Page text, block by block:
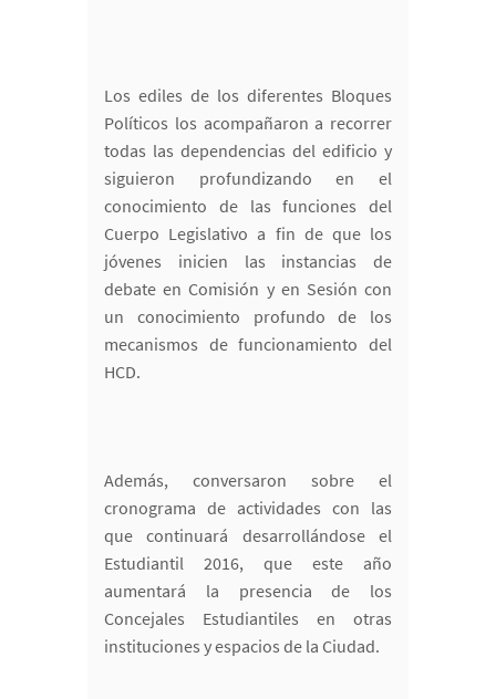
Los ediles de los diferentes Bloques
Políticos los acompañaron a recorrer
todas las dependencias del edificio y
siguieron profundizando en el
conocimiento de las funciones del
Cuerpo Legislativo a fin de que los
jóvenes inicien las instancias de
debate en Comisión y en Sesión con
un conocimiento profundo de los
mecanismos de funcionamiento del
HCD.
Además, conversaron sobre el
cronograma de actividades con las
que continuará desarrollándose el
Estudiantil 2016, que este año
aumentará la presencia de los
Concejales Estudiantiles en otras
instituciones y espacios de la Ciudad.